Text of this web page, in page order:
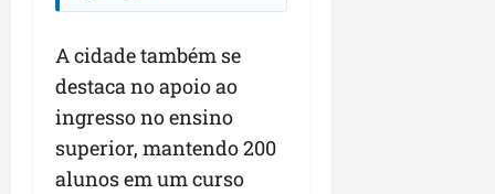
A cidade também se
destaca no apoio ao
ingresso no ensino
superior, mantendo 200
alunos em um curso